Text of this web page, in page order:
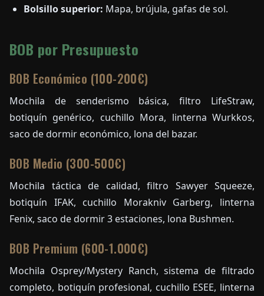
Bolsillo superior: Mapa, brújula, gafas de sol.
BOB por Presupuesto
BOB Económico (100-200€)
Mochila de senderismo básica, filtro LifeStraw,
botiquín genérico, cuchillo Mora, linterna Wurkkos,
saco de dormir económico, lona del bazar.
BOB Medio (300-500€)
Mochila táctica de calidad, filtro Sawyer Squeeze,
botiquín IFAK, cuchillo Morakniv Garberg, linterna
Fenix, saco de dormir 3 estaciones, lona Bushmen.
BOB Premium (600-1.000€)
Mochila Osprey/Mystery Ranch, sistema de filtrado
completo, botiquín profesional, cuchillo ESEE, linterna